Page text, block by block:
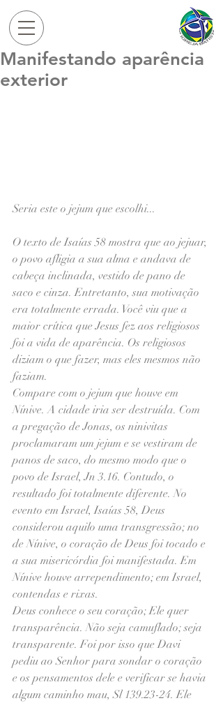
Manifestando aparência
exterior
Seria este o jejum que escolhi...
O texto de Isaías 58 mostra que ao jejuar,
o povo afligia a sua alma e andava de
cabeça inclinada, vestido de pano de
saco e cinza. Entretanto, sua motivação
era totalmente errada. Você viu que a
maior crítica que Jesus fez aos religiosos
foi a vida de aparência. Os religiosos
diziam o que fazer, mas eles mesmos não
faziam.
Compare com o jejum que houve em
Nínive. A cidade iria ser destruída. Com
a pregação de Jonas, os ninivitas
proclamaram um jejum e se vestiram de
panos de saco, do mesmo modo que o
povo de Israel, Jn 3.16. Contudo, o
resultado foi totalmente diferente. No
evento em Israel, Isaías 58, Deus
considerou aquilo uma transgressão; no
de Nínive, o coração de Deus foi tocado e
a sua misericórdia foi manifestada. Em
Nínive houve arrependimento; em Israel,
contendas e rixas.
Deus conhece o seu coração; Ele quer
transparência. Não seja camuflado; seja
transparente. Foi por isso que Davi
pediu ao Senhor para sondar o coração
e os pensamentos dele e verificar se havia
algum caminho mau, Sl 139.23-24. Ele